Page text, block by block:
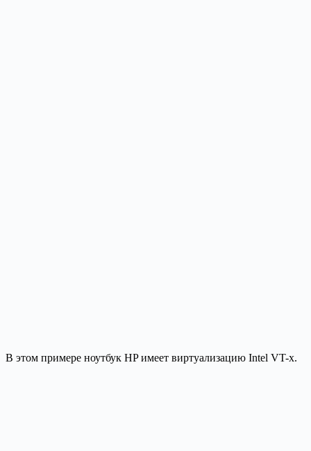
В этом примере ноутбук HP имеет виртуализацию Intel VT-x.